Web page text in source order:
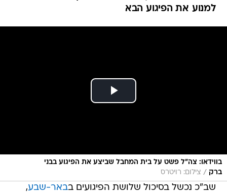
למנוע את הפיגוע הבא
בווידאו: צה"ל פשט על בית המחבל שביצע את הפיגוע בבני
ברק / צילום: רויטרס
שב"כ נכשל בסיכול שלושת הפיגועים בבאר-שבע,